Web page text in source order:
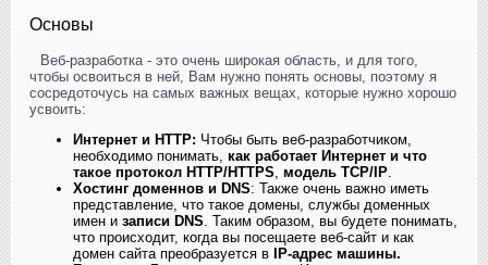
Основы
Веб-разработка - это очень широкая область, и для того,
чтобы освоиться в ней, Вам нужно понять основы, поэтому я
сосредоточусь на самых важных вещах, которые нужно хорошо
усвоить:
Интернет и HTTP: Чтобы быть веб-разработчиком,
необходимо понимать, как работает Интернет и что
такое протокол HTTP/HTTPS, модель TCP/IP.
Хостинг доменнов и DNS: Также очень важно иметь
представление, что такое домены, службы доменных
имен и записи DNS. Таким образом, вы будете понимать,
что происходит, когда вы посещаете веб-сайт и как
домен сайта преобразуется в
IP-адрес машины.